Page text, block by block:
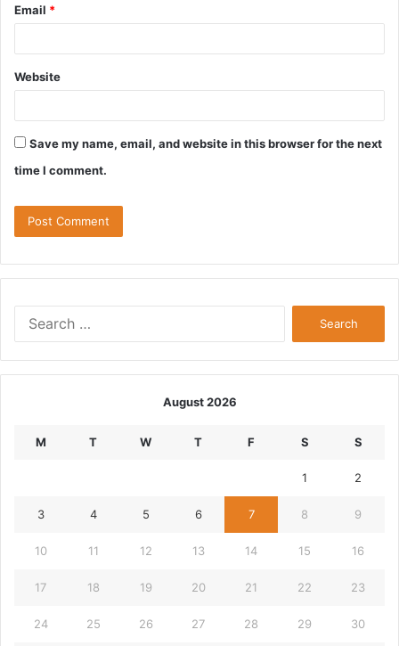
Email *
Website
Save my name, email, and website in this browser for the next
time I comment.
August 2026
M T W T F S S
1 2
3 4 5 6 7 8 9
10 11 12 13 14 15 16
17 18 19 20 21 22 23
24 25 26 27 28 29 30